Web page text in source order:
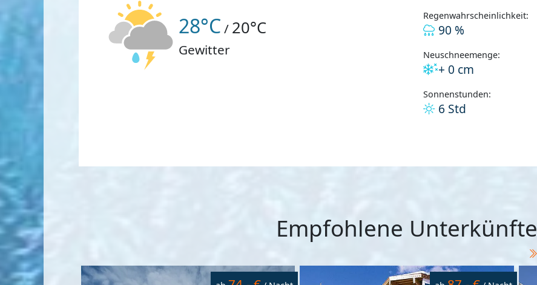
28°C / 20°C
Gewitter
Regenwahrscheinlichkeit:
90 %
Neuschneemenge:
+ 0 cm
Sonnenstunden:
6 Std
Empfohlene Unterkünfte